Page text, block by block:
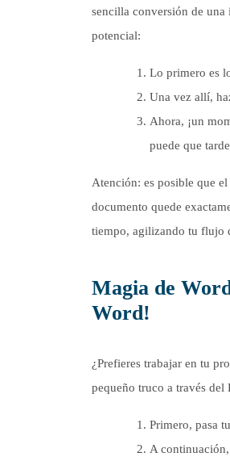
sencilla conversión de una
potencial:
Lo primero es
Una vez allí,
Ahora, ¡un
puede que
Atención: es posible que
documento quede
tiempo, agilizando tu flujo
Magia de
Word!
¿Prefieres trabajar en tu
pequeño truco a través del
Primero, pasa
A